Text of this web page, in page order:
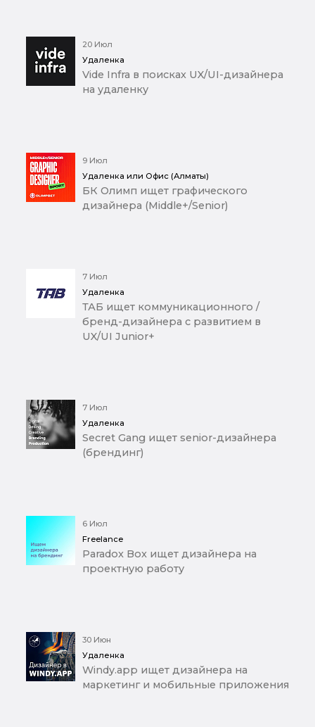
20 Июл
Удаленка
Vide Infra в поисках UX/UI-дизайнера
на удаленку
9 Июл
Удаленка или Офис (Алматы)
БК Олимп ищет графического
дизайнера (Middle+/Senior)
7 Июл
Удаленка
ТАБ ищет коммуникационного /
бренд-дизайнера с развитием в
UX/UI Junior+
7 Июл
Удаленка
Secret Gang ищет senior-дизайнера
(брендинг)
6 Июл
Freelance
Paradox Box ищет дизайнера на
проектную работу
30 Июн
Удаленка
Windy.app ищет дизайнера на
маркетинг и мобильные приложения